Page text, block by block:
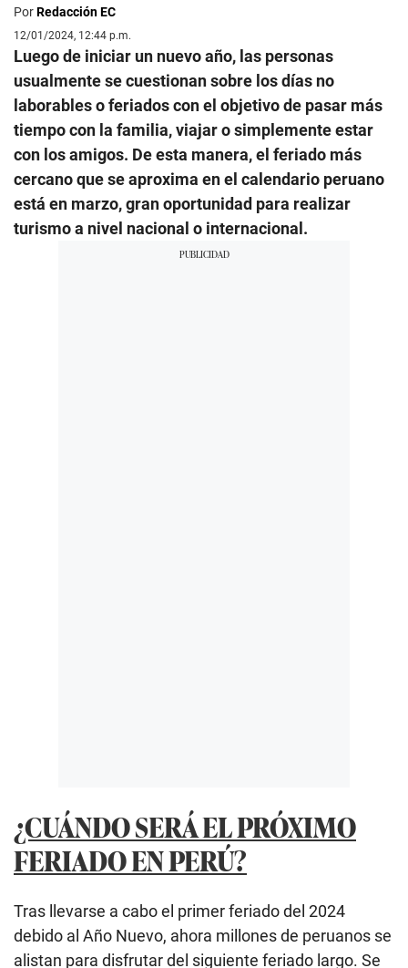
PorRedacción EC
12/01/2024, 12:44 p.m.
Luego de iniciar un nuevo año, las personas
usualmente se cuestionan sobre los días no
laborables o feriados con el objetivo de pasar más
tiempo con la familia, viajar o simplemente estar
con los amigos. De esta manera, el feriado más
cercano que se aproxima en el calendario peruano
está en marzo, gran oportunidad para realizar
turismo a nivel nacional o internacional.
¿CUÁNDO SERÁ EL PRÓXIMO
FERIADO EN PERÚ?
Tras llevarse a cabo el primer feriado del 2024
debido al Año Nuevo, ahora millones de peruanos se
alistan para disfrutar del siguiente feriado largo. Se